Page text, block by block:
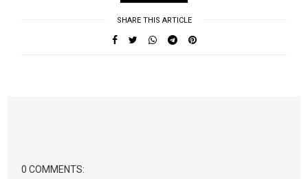
SHARE THIS ARTICLE
0 COMMENTS: